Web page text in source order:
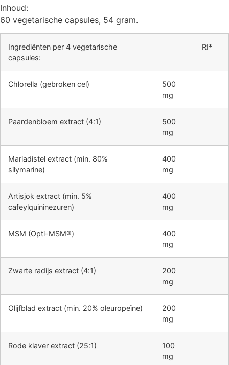
Inhoud:
60 vegetarische capsules, 54 gram.
Ingrediënten per 4 vegetarische
capsules:
RI*
Chlorella (gebroken cel)
500
mg
Paardenbloem extract (4:1)
500
mg
Mariadistel extract (min. 80%
silymarine)
400
mg
Artisjok extract (min. 5%
cafeylquininezuren)
400
mg
MSM (Opti-MSM®)
400
mg
Zwarte radijs extract (4:1)
200
mg
Olijfblad extract (min. 20% oleuropeïne)
200
mg
Rode klaver extract (25:1)
100
mg